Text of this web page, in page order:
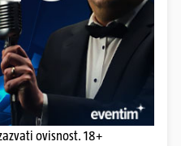
ovisnost. 18+